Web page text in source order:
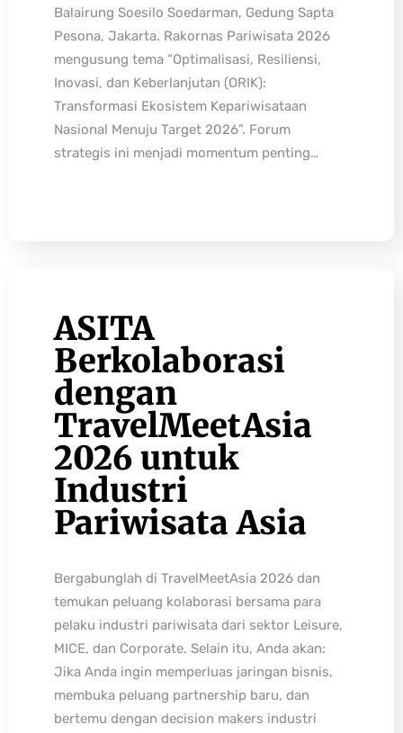
Balairung Soesilo Soedarman, Gedung Sapta
Pesona, Jakarta. Rakornas Pariwisata 2026
mengusung tema “Optimalisasi, Resiliensi,
Inovasi, dan Keberlanjutan (ORIK):
Transformasi Ekosistem Kepariwisataan
Nasional Menuju Target 2026”. Forum
strategis ini menjadi momentum penting…
ASITA
Berkolaborasi
dengan
TravelMeetAsia
2026 untuk
Industri
Pariwisata Asia
Bergabunglah di TravelMeetAsia 2026 dan
temukan peluang kolaborasi bersama para
pelaku industri pariwisata dari sektor Leisure,
MICE, dan Corporate. Selain itu, Anda akan:
Jika Anda ingin memperluas jaringan bisnis,
membuka peluang partnership baru, dan
bertemu dengan decision makers industri